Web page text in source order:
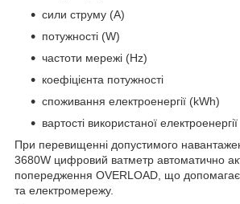
сили струму (A)
потужності (W)
частоти мережі (Hz)
коефіцієнта потужності
споживання електроенергії (kWh)
вартості використаної електроенергії
При перевищенні допустимого
3680W цифровий ватметр автоматично
попередження OVERLOAD, що допомагає
та електромережу.